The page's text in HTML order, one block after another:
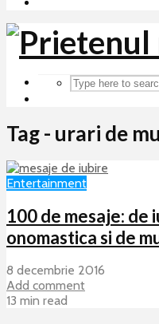
Tag - urari de
Entertainment
100 de mesaje: de
onomastica si de
8 decembrie 2016
Add comment
13 min read